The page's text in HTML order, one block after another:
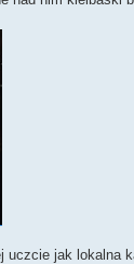
uczcie jak lokalna